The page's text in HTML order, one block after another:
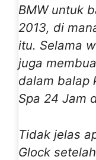
BMW untuk
2013, di
itu. Selama
juga
dalam balap
Spa 24 Jam
Tidak jelas
Glock